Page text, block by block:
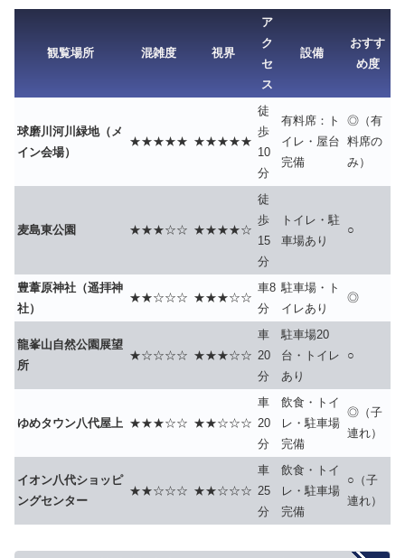
観覧場所 混雑度 視界
ア
ク
セ
ス
設備
おすす
め度
球磨川河川緑地（メ
イン会場）
★★★★★ ★★★★★
徒
歩
10
分
有料席：ト
イレ・屋台
完備
◎（有
料席の
み）
麦島東公園 ★★★☆☆ ★★★★☆
徒
歩
15
分
トイレ・駐
車場あり
○
豊葦原神社（遥拝神
社）
★★☆☆☆ ★★★☆☆
車8
分
駐車場・ト
イレあり
◎
龍峯山自然公園展望
所
★☆☆☆☆ ★★★☆☆
車
20
分
駐車場20
台・トイレ
あり
○
ゆめタウン八代屋上 ★★★☆☆ ★★☆☆☆
車
20
分
飲食・トイ
レ・駐車場
完備
◎（子
連れ）
イオン八代ショッピ
ングセンター
★★☆☆☆ ★★☆☆☆
車
25
分
飲食・トイ
レ・駐車場
完備
○（子
連れ）